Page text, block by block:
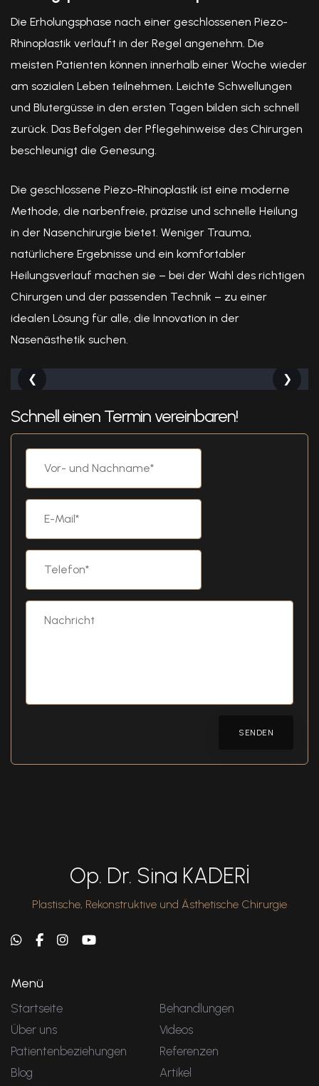
Schnell einen Termin vereinbaren!
SENDEN
Die Erholungsphase nach einer geschlossenen Piezo-
Rhinoplastik verläuft in der Regel angenehm. Die
meisten Patienten können innerhalb einer Woche wieder
am sozialen Leben teilnehmen. Leichte Schwellungen
und Blutergüsse in den ersten Tagen bilden sich schnell
zurück. Das Befolgen der Pflegehinweise des Chirurgen
beschleunigt die Genesung.
Die geschlossene Piezo-Rhinoplastik ist eine moderne
Methode, die narbenfreie, präzise und schnelle Heilung
in der Nasenchirurgie bietet. Weniger Trauma,
natürlichere Ergebnisse und ein komfortabler
Heilungsverlauf machen sie – bei der Wahl des richtigen
Chirurgen und der passenden Technik – zu einer
idealen Lösung für alle, die Innovation in der
Nasenästhetik suchen.
❮ ❯
Op. Dr. Sina KADERİ
Plastische, Rekonstruktive und Ästhetische Chirurgie
Menü
Startseite
Behandlungen
Über uns
Videos
Patientenbeziehungen
Referenzen
Blog
Artikel